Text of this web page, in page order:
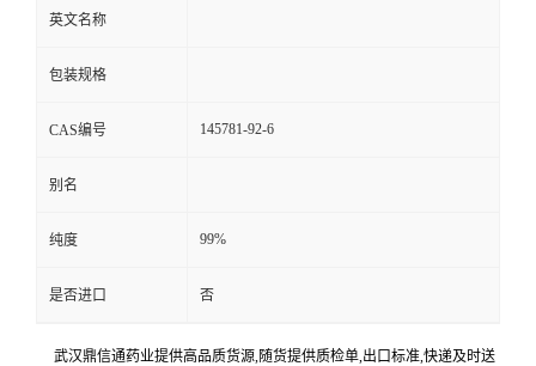
英文名称
包装规格
CAS编号 145781-92-6
别名
纯度 99%
是否进口 否
武汉鼎信通药业提供高品质货源,随货提供质检单,出口标准,快递及时送